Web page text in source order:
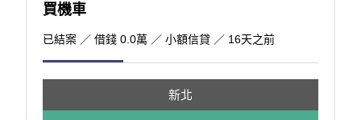
買機車
已結案 ／ 借錢 0.0萬 ／ 小額信貸 ／ 16天之前
新北